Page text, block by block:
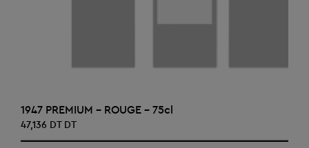
AJOUTER AU PANIER
1947 PREMIUM - ROUGE - 75cl
47,136 DT DT